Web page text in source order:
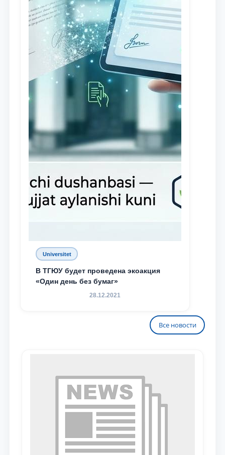
Universitet
В ТГЮУ будет проведена экоакция
«Один день без бумаг»
28.12.2021
Все новости